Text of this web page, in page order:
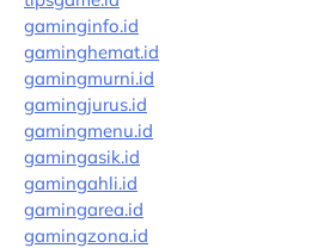
gaminginfo.id
gaminghemat.id
gamingmurni.id
gamingjurus.id
gamingmenu.id
gamingasik.id
gamingahli.id
gamingarea.id
gamingzona.id